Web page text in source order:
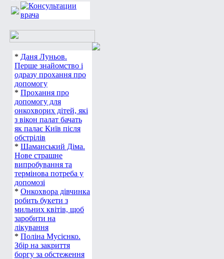
* Даня Луньов.
Перше знайомство і
одразу прохання про
допомогу
* Прохання про
допомогу для
онкохворих дітей, які
з вікон палат бачать
як палає Київ після
обстрілів
* Шаманський Діма.
Нове страшне
випробування та
термінова потреба у
допомозі
* Онкохвора дівчинка
робить букети з
мильних квітів, щоб
заробити на
лікування
* Поліна Мусієнко.
Збір на закриття
боргу за обстеження